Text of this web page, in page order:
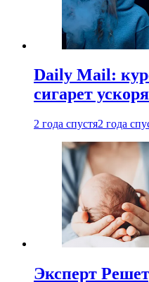
Daily Mail:
сигарет
2 года спустя2 года
Эксперт